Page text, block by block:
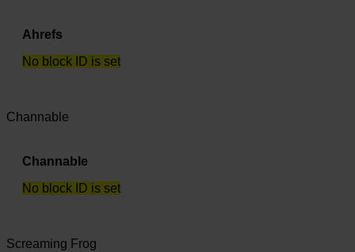
Ahrefs
No block ID is set
Channable
Channable
No block ID is set
Screaming Frog